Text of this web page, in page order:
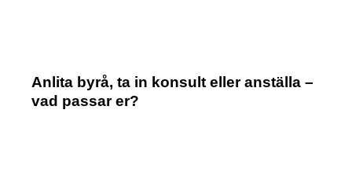
Anlita byrå, ta in konsult eller anställa –
vad passar er?